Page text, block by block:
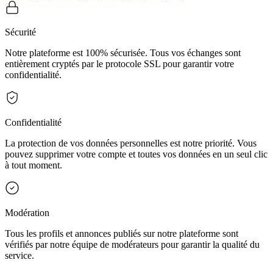
Sécurité
Notre plateforme est 100% sécurisée. Tous vos échanges sont
entièrement cryptés par le protocole SSL pour garantir votre
confidentialité.
Confidentialité
La protection de vos données personnelles est notre priorité. Vous
pouvez supprimer votre compte et toutes vos données en un seul clic
à tout moment.
Modération
Tous les profils et annonces publiés sur notre plateforme sont
vérifiés par notre équipe de modérateurs pour garantir la qualité du
service.